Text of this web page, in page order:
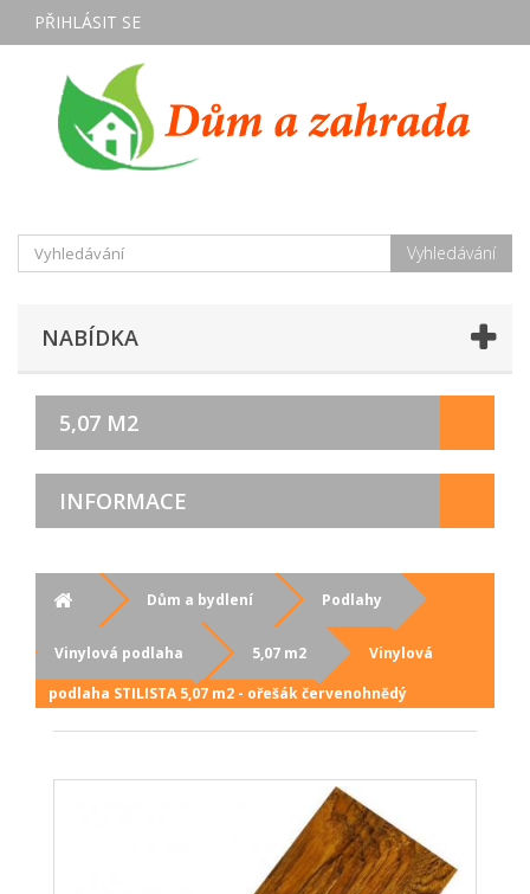
PŘIHLÁSIT SE
Vyhledávání
NABÍDKA
5,07 M2
INFORMACE
Dům a bydlení Podlahy
Vinylová podlaha 5,07 m2
Vinylová
podlaha STILISTA 5,07 m2 - ořešák červenohnědý